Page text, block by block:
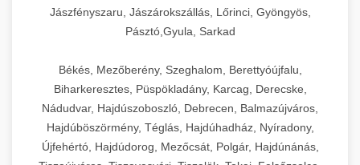
Jászfényszaru, Jászárokszállás, Lőrinci, Gyöngyös,
Pásztó,Gyula, Sarkad
Békés, Mezőberény, Szeghalom, Berettyóújfalu,
Biharkeresztes, Püspökladány, Karcag, Derecske,
Nádudvar, Hajdúszoboszló, Debrecen, Balmazújváros,
Hajdúböszörmény, Téglás, Hajdúhadház, Nyíradony,
Újfehértó, Hajdúdorog, Mezőcsát, Polgár, Hajdúnánás,